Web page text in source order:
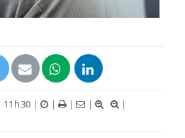
11h30 | | | |
|